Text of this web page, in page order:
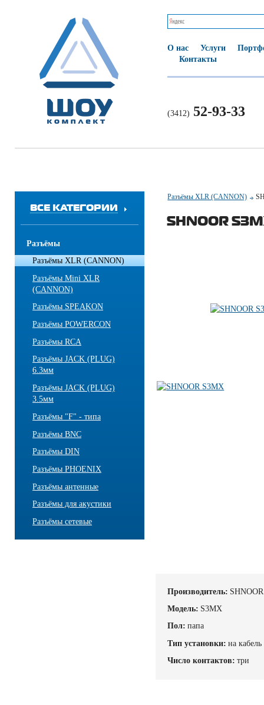
О нас Услуги
Контакты
(3412) 52-93-33
ВСЕ КАТЕГОРИИ
Разъёмы
Разъёмы XLR (CANNON)
Разъёмы Mini XLR
(CANNON)
Разъёмы SPEAKON
Разъёмы POWERCON
Разъёмы RCA
Разъёмы JACK (PLUG)
6.3мм
Разъёмы JACK (PLUG)
3.5мм
Разъёмы "F" - типа
Разъёмы BNC
Разъёмы DIN
Разъёмы PHOENIX
Разъёмы антенные
Разъёмы для акустики
Разъёмы сетевые
Разъёмы XLR (CANNON)
SHNOOR
Производитель: SHNOOR
Модель: S3MX
Пол: папа
Тип установки: на кабель
Число контактов: три